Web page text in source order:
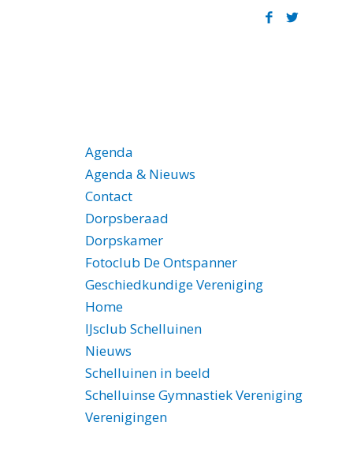
Agenda
Agenda & Nieuws
Contact
Dorpsberaad
Dorpskamer
Fotoclub De Ontspanner
Geschiedkundige Vereniging
Home
IJsclub Schelluinen
Nieuws
Schelluinen in beeld
Schelluinse Gymnastiek Vereniging
Verenigingen